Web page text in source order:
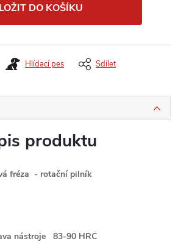
DO KOŠÍKU
Hlídací pes Sdílet
produktu
fréza - rotační pilník
nástroje 83-90 HRC